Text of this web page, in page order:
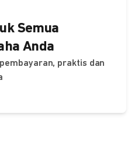
Semua
Anda
praktis dan